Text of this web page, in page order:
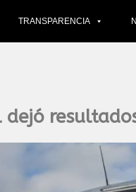
TRANSPARENCIA